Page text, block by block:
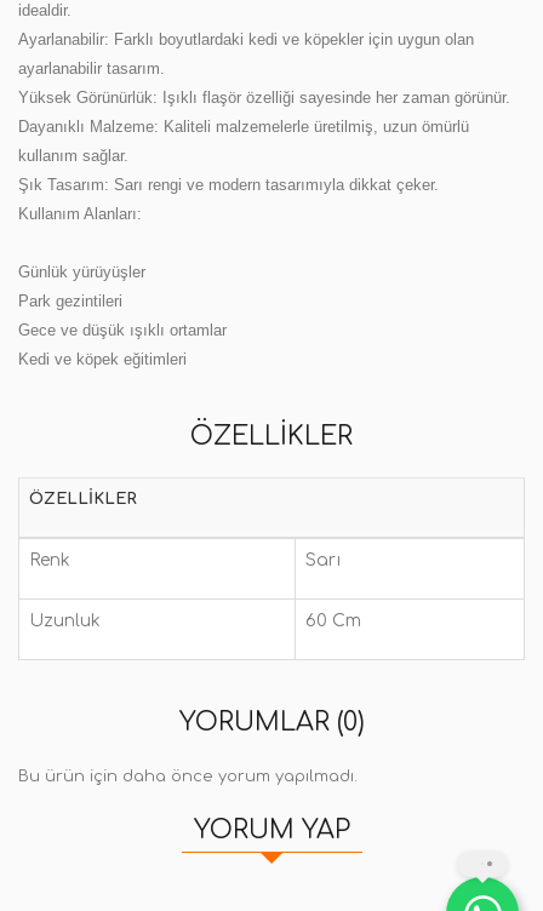
idealdir.
Ayarlanabilir: Farklı boyutlardaki kedi ve köpekler için uygun olan
ayarlanabilir tasarım.
Yüksek Görünürlük: Işıklı flaşör özelliği sayesinde her zaman görünür.
Dayanıklı Malzeme: Kaliteli malzemelerle üretilmiş, uzun ömürlü
kullanım sağlar.
Şık Tasarım: Sarı rengi ve modern tasarımıyla dikkat çeker.
Kullanım Alanları:
Günlük yürüyüşler
Park gezintileri
Gece ve düşük ışıklı ortamlar
Kedi ve köpek eğitimleri
ÖZELLIKLER
ÖZELLIKLER
Renk Sarı
Uzunluk 60 Cm
YORUMLAR (0)
Bu ürün için daha önce yorum yapılmadı.
YORUM YAP